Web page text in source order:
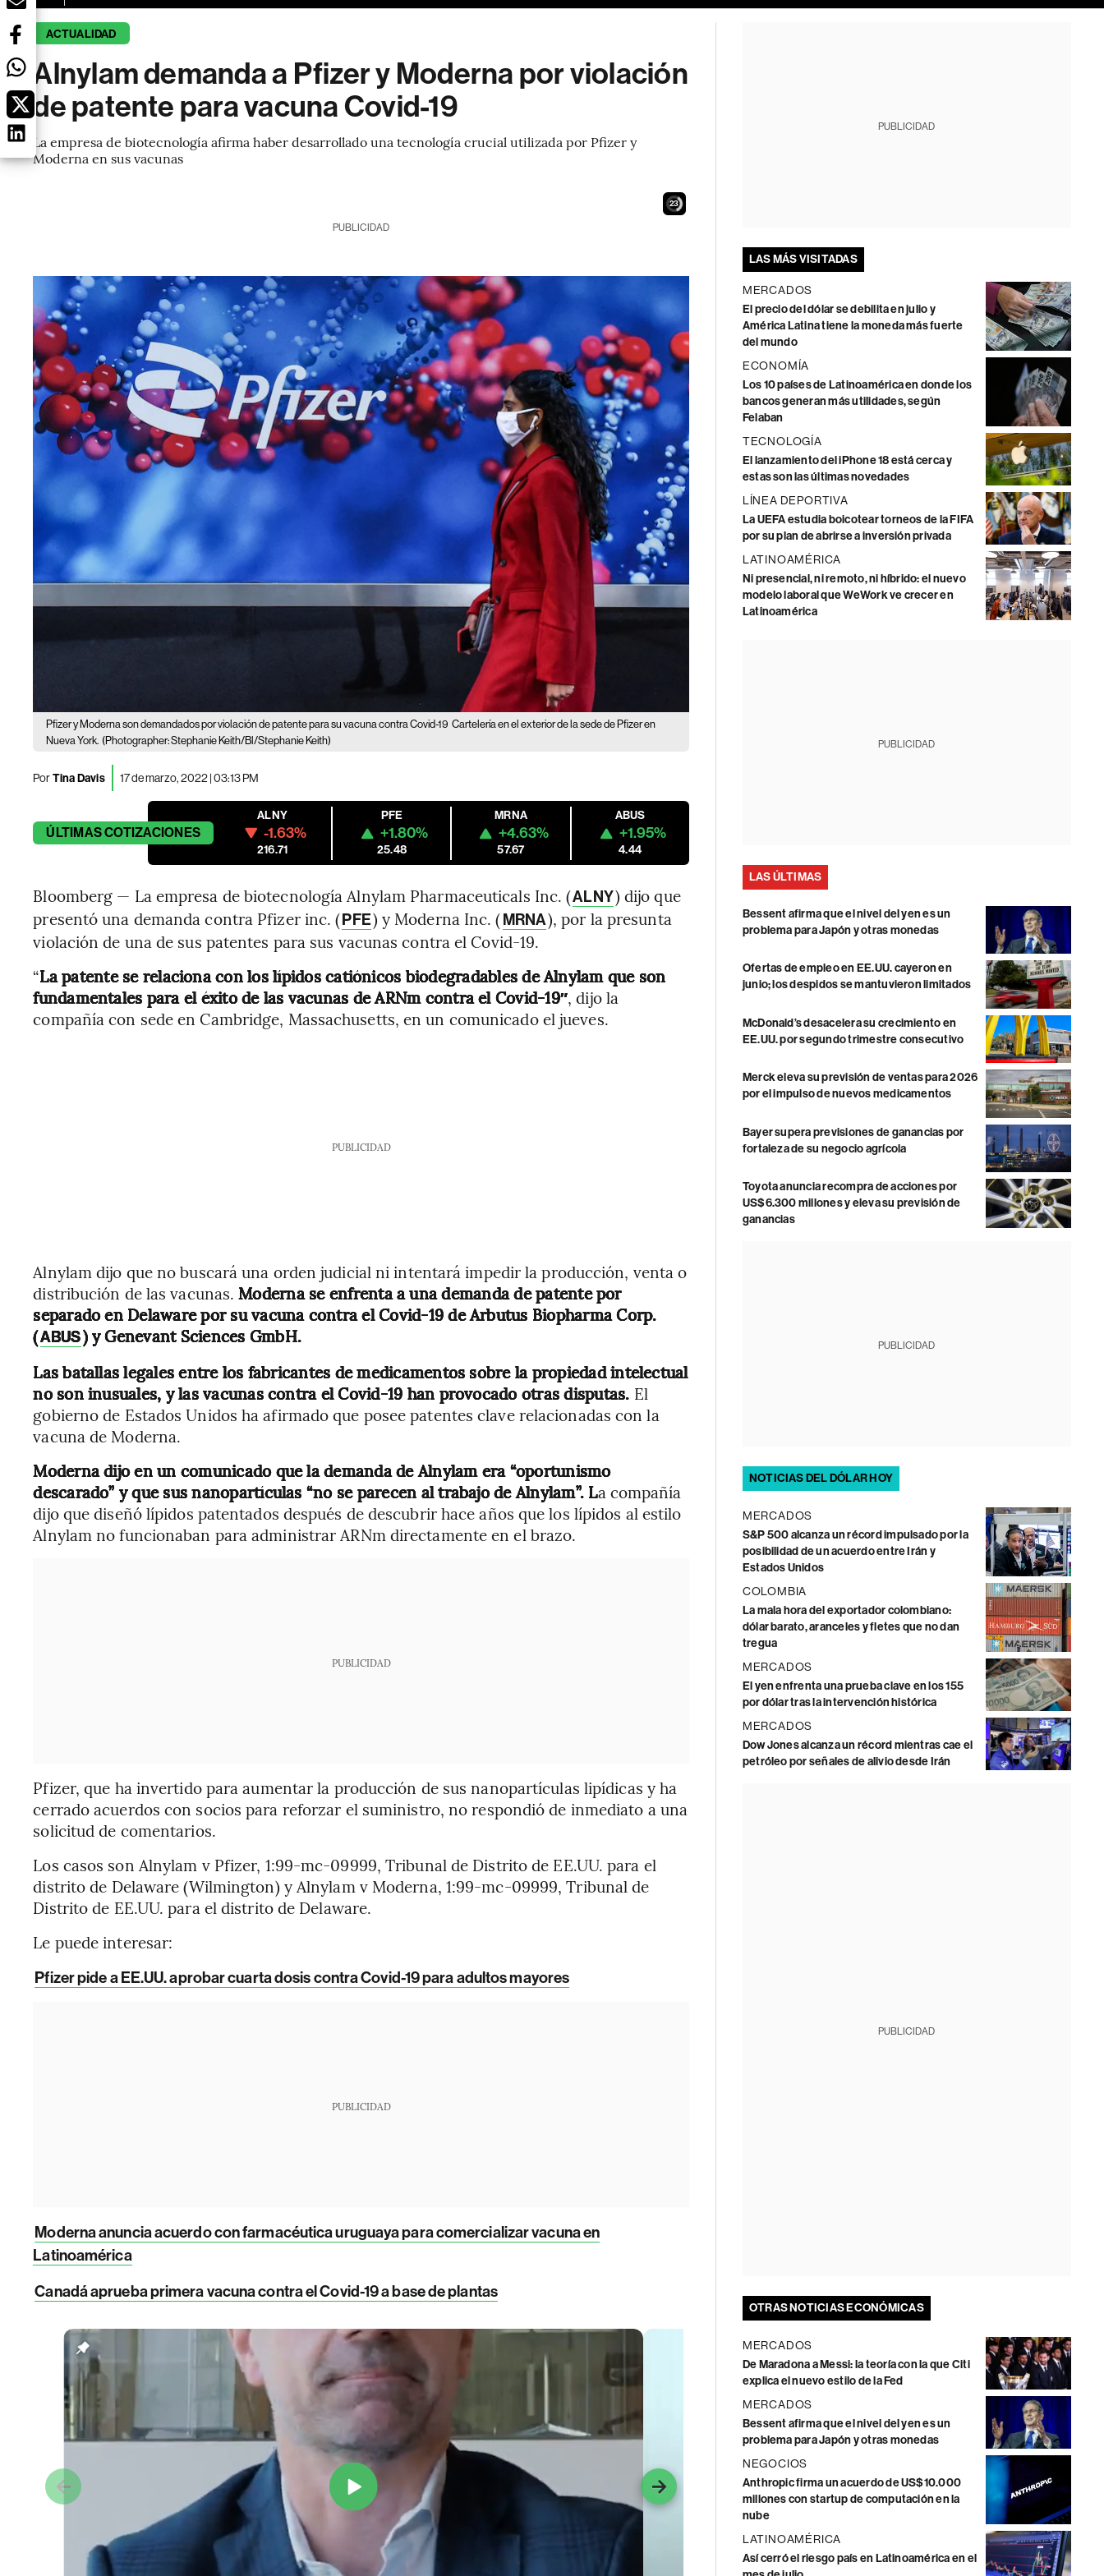
ACTUALIDAD
Alnylam demanda a Pfizer y Moderna por violación
de patente para vacuna Covid-19
La empresa de biotecnología afirma haber desarrollado una tecnología crucial utilizada por Pfizer y
Moderna en sus vacunas
22
PUBLICIDAD
Pfizer y Moderna son demandados por violación de patente para su vacuna contra Covid-19 Cartelería en el exterior de la sede de Pfizer en
Nueva York. (Photographer: Stephanie Keith/Bl/Stephanie Keith)
PorTina Davis 17 de marzo, 2022 | 03:13 PM
ÚLTIMASCOTIZACIONES
ALNY
-1.63%
216.71
PFE
+1.80%
25.48
MRNA
+4.63%
57.67
ABUS
+1.95%
4.44
Bloomberg — La empresa de biotecnología Alnylam Pharmaceuticals Inc. (ALNY) dijo que
presentó una demanda contra Pfizer inc. (PFE) y Moderna Inc. (MRNA), por la presunta
violación de una de sus patentes para sus vacunas contra el Covid-19.
“La patente se relaciona con los lípidos catiónicos biodegradables de Alnylam que son
fundamentales para el éxito de las vacunas de ARNm contra el Covid-19″, dijo la
compañía con sede en Cambridge, Massachusetts, en un comunicado el jueves.
PUBLICIDAD
Alnylam dijo que no buscará una orden judicial ni intentará impedir la producción, venta o
distribución de las vacunas.Moderna se enfrenta a una demanda de patente por
separado en Delaware por su vacuna contra el Covid-19 de Arbutus Biopharma Corp.
(ABUS) y Genevant Sciences GmbH.
Las batallas legales entre los fabricantes de medicamentos sobre la propiedad intelectual
no son inusuales, y las vacunas contra el Covid-19 han provocado otras disputas. El
gobierno de Estados Unidos ha afirmado que posee patentes clave relacionadas con la
vacuna de Moderna.
Moderna dijo en un comunicado que la demanda de Alnylam era “oportunismo
descarado” y que sus nanopartículas “no se parecen al trabajo de Alnylam”. La compañía
dijo que diseñó lípidos patentados después de descubrir hace años que los lípidos al estilo
Alnylam no funcionaban para administrar ARNm directamente en el brazo.
PUBLICIDAD
Pfizer, que ha invertido para aumentar la producción de sus nanopartículas lipídicas y ha
cerrado acuerdos con socios para reforzar el suministro, no respondió de inmediato a una
solicitud de comentarios.
Los casos son Alnylam v Pfizer, 1:99-mc-09999, Tribunal de Distrito de EE.UU. para el
distrito de Delaware (Wilmington) y Alnylam v Moderna, 1:99-mc-09999, Tribunal de
Distrito de EE.UU. para el distrito de Delaware.
Le puede interesar:
Pfizer pide a EE.UU. aprobar cuarta dosis contra Covid-19 para adultos mayores
PUBLICIDAD
Moderna anuncia acuerdo con farmacéutica uruguaya para comercializar vacuna en
Latinoamérica
Canadá aprueba primera vacuna contra el Covid-19 a base de plantas
PUBLICIDAD
LAS MÁS VISITADAS
MERCADOS
El precio del dólar se debilita en julio y
América Latina tiene la moneda más fuerte
del mundo
ECONOMÍA
Los 10 países de Latinoamérica en donde los
bancos generan más utilidades, según
Felaban
TECNOLOGÍA
El lanzamiento del iPhone 18 está cerca y
estas son las últimas novedades
LÍNEA DEPORTIVA
La UEFA estudia boicotear torneos de la FIFA
por su plan de abrirse a inversión privada
LATINOAMÉRICA
Ni presencial, ni remoto, ni híbrido: el nuevo
modelo laboral que WeWork ve crecer en
Latinoamérica
PUBLICIDAD
LAS ÚLTIMAS
Bessent afirma que el nivel del yen es un
problema para Japón y otras monedas
Ofertas de empleo en EE.UU. cayeron en
junio; los despidos se mantuvieron limitados
McDonald’s desacelera su crecimiento en
EE.UU. por segundo trimestre consecutivo
Merck eleva su previsión de ventas para 2026
por el impulso de nuevos medicamentos
Bayer supera previsiones de ganancias por
fortaleza de su negocio agrícola
Toyota anuncia recompra de acciones por
US$6.300 millones y eleva su previsión de
ganancias
PUBLICIDAD
NOTICIAS DEL DÓLAR HOY
MERCADOS
S&P 500 alcanza un récord impulsado por la
posibilidad de un acuerdo entre Irán y
Estados Unidos
COLOMBIA
La mala hora del exportador colombiano:
dólar barato, aranceles y fletes que no dan
tregua
MERCADOS
El yen enfrenta una prueba clave en los 155
por dólar tras la intervención histórica
MERCADOS
Dow Jones alcanza un récord mientras cae el
petróleo por señales de alivio desde Irán
PUBLICIDAD
OTRAS NOTICIAS ECONÓMICAS
MERCADOS
De Maradona a Messi: la teoría con la que Citi
explica el nuevo estilo de la Fed
MERCADOS
Bessent afirma que el nivel del yen es un
problema para Japón y otras monedas
NEGOCIOS
Anthropic firma un acuerdo de US$10.000
millones con startup de computación en la
nube
LATINOAMÉRICA
Así cerró el riesgo país en Latinoamérica en el